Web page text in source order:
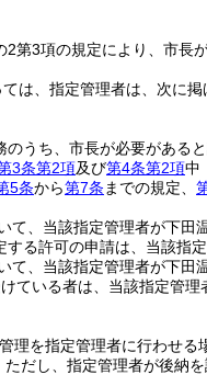
2第3項の規定により、市長
は、指定管理者は、次に掲
うち、市長が必要がある
3条第2項及び第4条第2項中
5条から第7条 までの規定、
、当該指定管理者が下田
する許可の申請は、当該指
、当該指定管理者が下田
ている者は、当該指定管理
理を指定管理者に行わせ
ただし、指定管理者が後納